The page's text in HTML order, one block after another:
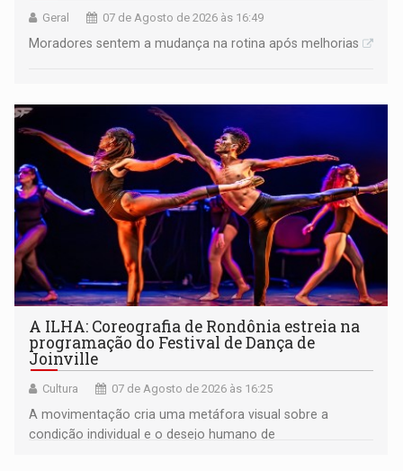
Geral 07 de Agosto de 2026 às 16:49
Moradores sentem a mudança na rotina após melhorias
A ILHA: Coreografia de Rondônia estreia na
programação do Festival de Dança de
Joinville
Cultura 07 de Agosto de 2026 às 16:25
A movimentação cria uma metáfora visual sobre a
condição individual e o desejo humano de